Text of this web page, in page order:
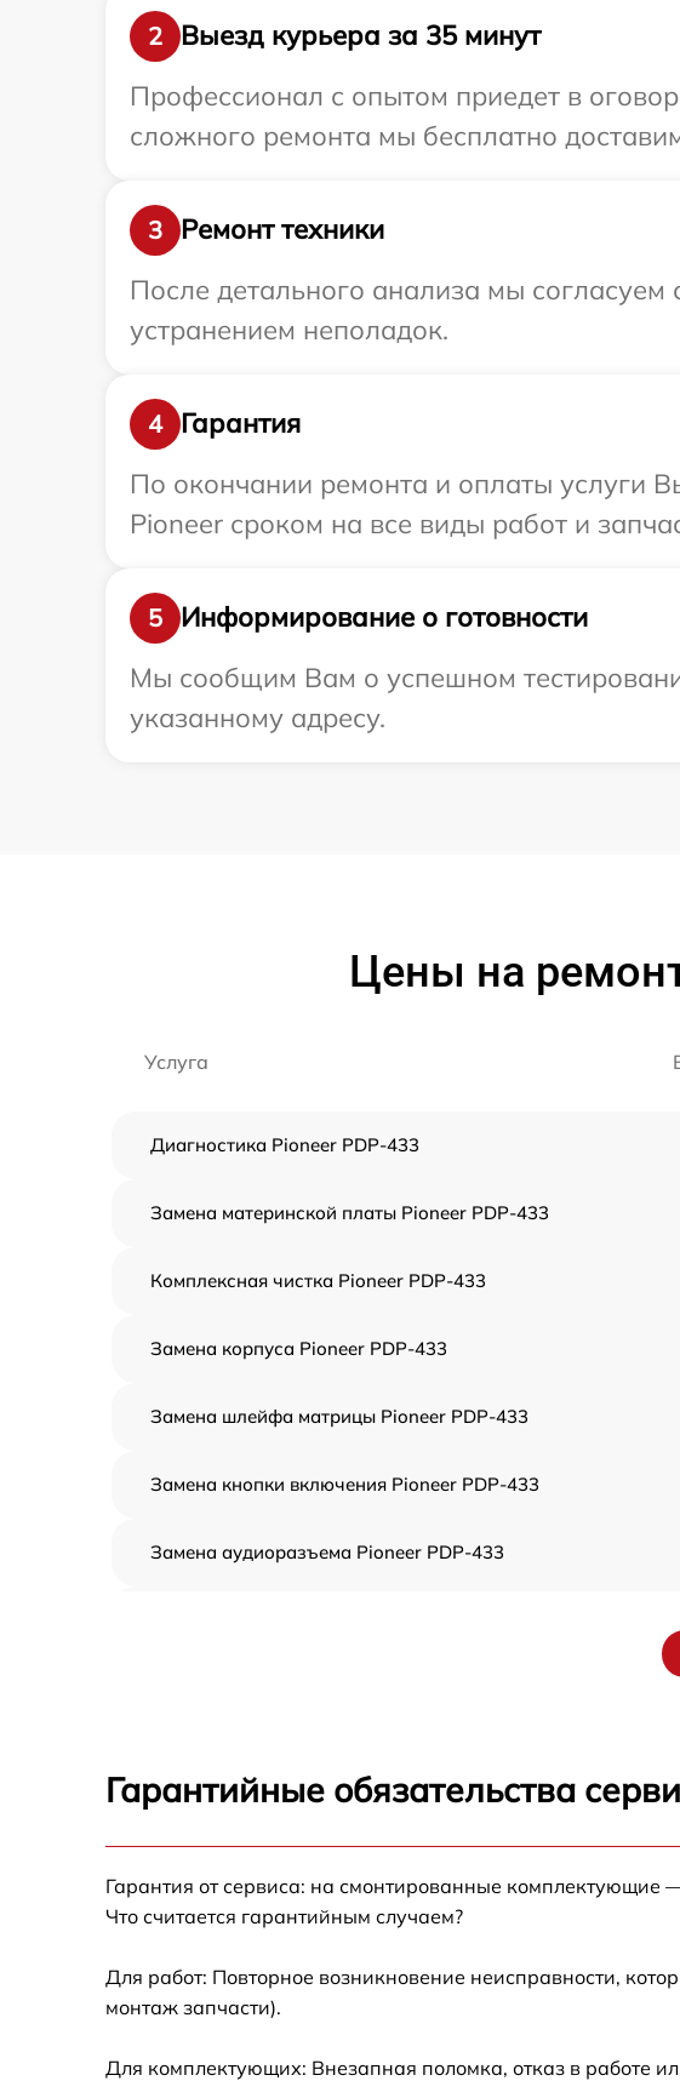
2
Выезд курьера за 35 минут
Профессионал с опытом приедет в
сложного ремонта мы бесплатно
3
Ремонт техники
После детального анализа мы
устранением неполадок.
4
Гарантия
По окончании ремонта и оплаты услуги
Pioneer сроком на все виды работ и
5
Информирование о готовности
Мы сообщим Вам о успешном
указанному адресу.
Цены на
Услуга
Диагностика Pioneer PDP-433
Замена материнской платы Pioneer PDP-433
Комплексная чистка Pioneer PDP-433
Замена корпуса Pioneer PDP-433
Замена шлейфа матрицы Pioneer PDP-433
Замена кнопки включения Pioneer PDP-433
Замена аудиоразъема Pioneer PDP-433
Прошивка блока управления Pioneer PDP-
Гарантийные обязательства
Гарантия от сервиса: на смонтированные комплектующие
Что считается гарантийным случаем?
Для работ: Повторное возникновение неисправности,
монтаж запчасти).
Для комплектующих: Внезапная поломка, отказ в работе